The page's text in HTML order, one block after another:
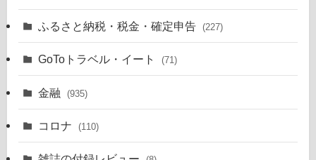
ふるさと納税・税金・確定申告 (227)
GoToトラベル・イート (71)
金融 (935)
コロナ (110)